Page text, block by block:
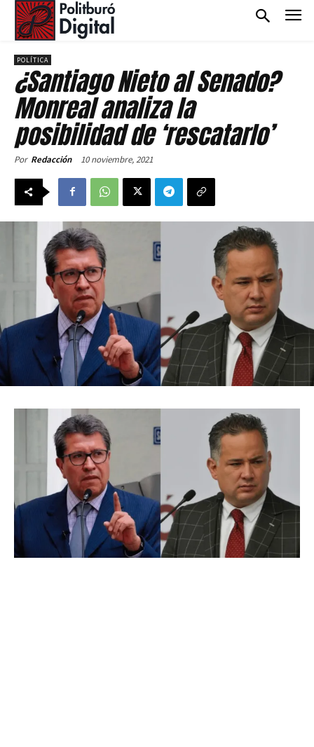
POLÍTICA
¿Santiago Nieto al Senado?
Monreal analiza la
posibilidad de ‘rescatarlo’
Por Redacción 10 noviembre, 2021